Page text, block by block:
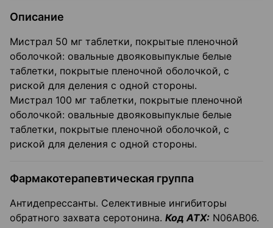
Описание
Мистрал 50 мг таблетки, покрытые пленочной
оболочкой: овальные двояковыпуклые белые
таблетки, покрытые пленочной оболочкой, с
риской для деления с одной стороны.
Мистрал 100 мг таблетки, покрытые пленочной
оболочкой: овальные двояковыпуклые белые
таблетки, покрытые пленочной оболочкой, с
риской для деления с одной стороны.
Фармакотерапевтическая группа
Антидепрессанты. Селективные ингибиторы
обратного захвата серотонина. Код АТХ: N06AB06.